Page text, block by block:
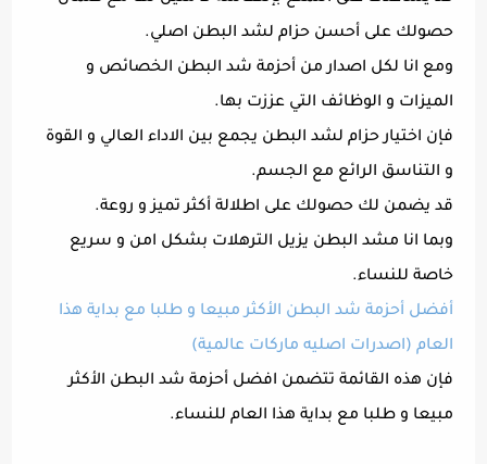
حصولك على أحسن حزام لشد البطن اصلي.
ومع انا لكل اصدار من أحزمة شد البطن الخصائص و
الميزات و الوظائف التي عززت بها.
فإن اختيار حزام لشد البطن يجمع بين الاداء العالي و القوة
و التناسق الرائع مع الجسم.
قد يضمن لك حصولك على اطلالة أكثر تميز و روعة.
وبما انا مشد البطن يزيل الترهلات بشكل امن و سريع
خاصة للنساء.
أفضل أحزمة شد البطن الأكثر مبيعا و طلبا مع بداية هذا
العام (اصدرات اصليه ماركات عالمية)
فإن هذه القائمة تتضمن افضل أحزمة شد البطن الأكثر
مبيعا و طلبا مع بداية هذا العام للنساء.